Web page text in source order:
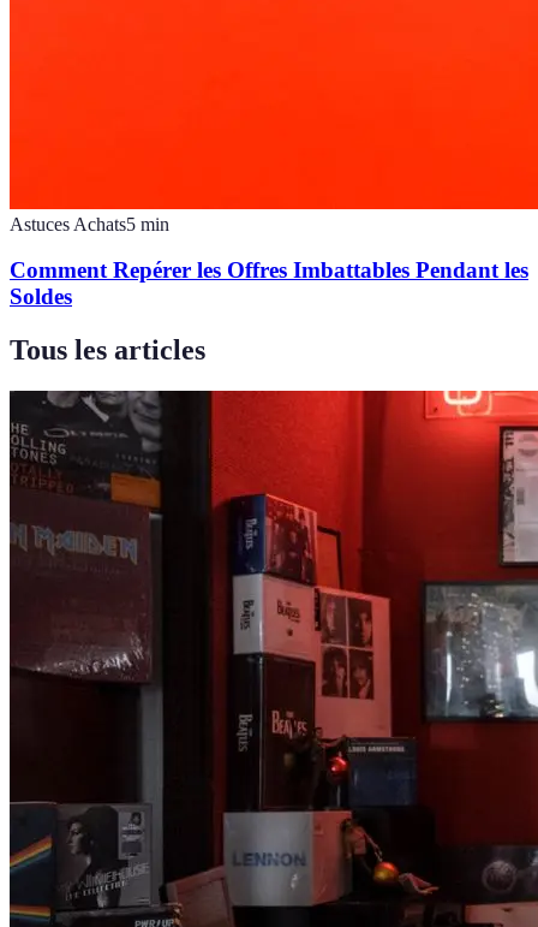
Astuces Achats5 min
Comment Repérer les Offres Imbattables Pendant les
Soldes
Tous les articles